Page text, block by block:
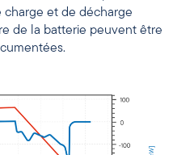
charge et de décharge
de la batterie peuvent être